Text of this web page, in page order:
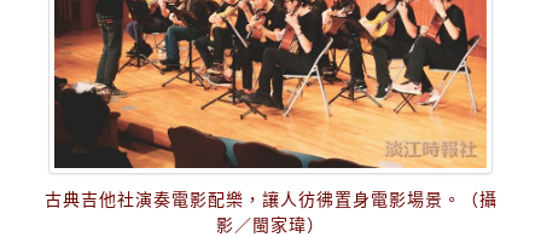
古典吉他社演奏電影配樂，讓人彷彿置身電影場景。（攝
影／閩家瑋）